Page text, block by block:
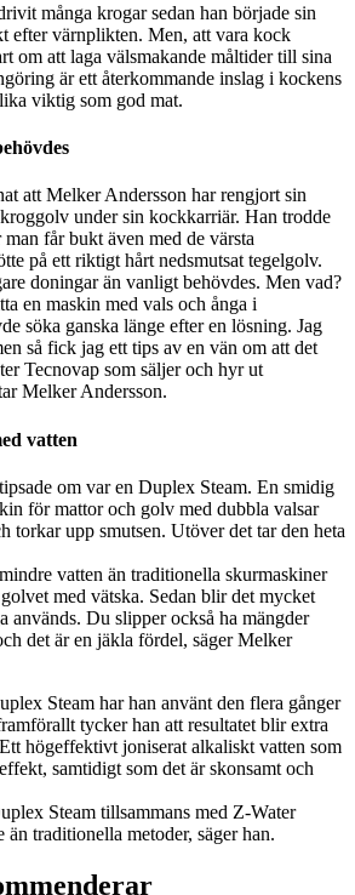
många krogar sedan han började sin
efter värnplikten. Men, att vara kock
om att laga välsmakande måltider till sina
är ett återkommande inslag i kockens
viktig som god mat.
att Melker Andersson har rengjort sin
under sin kockkarriär. Han trodde
får bukt även med de värsta
på ett riktigt hårt nedsmutsat tegelgolv.
doningar än vanligt behövdes. Men vad?
en maskin med vals och ånga i
söka ganska länge efter en lösning. Jag
så fick jag ett tips av en vän om att det
Tecnovap som säljer och hyr ut
Melker Andersson.
vatten
om var en Duplex Steam. En smidig
för mattor och golv med dubbla valsar
torkar upp smutsen. Utöver det tar den heta
vatten än traditionella skurmaskiner
med vätska. Sedan blir det mycket
används. Du slipper också ha mängder
det är en jäkla fördel, säger Melker
Steam har han använt den flera gånger
tycker han att resultatet blir extra
högeffektivt joniserat alkaliskt vatten som
samtidigt som det är skonsamt och
Steam tillsammans med Z-Water
traditionella metoder, säger han.